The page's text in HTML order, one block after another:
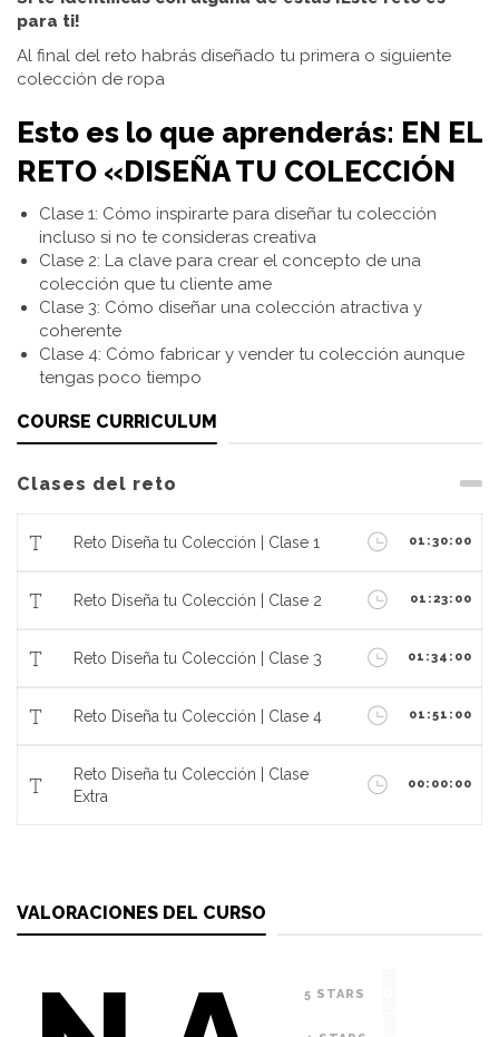
para ti!
Al final del reto habrás diseñado tu primera o siguiente
colección de ropa
Esto es lo que aprenderás: EN EL
RETO «DISEÑA TU COLECCIÓN
Clase 1: Cómo inspirarte para diseñar tu colección
incluso si no te consideras creativa
Clase 2: La clave para crear el concepto de una
colección que tu cliente ame
Clase 3: Cómo diseñar una colección atractiva y
coherente
Clase 4: Cómo fabricar y vender tu colección aunque
tengas poco tiempo
COURSE CURRICULUM
Clases del reto
Reto Diseña tu Colección | Clase 1 01:30:00
Reto Diseña tu Colección | Clase 2 01:23:00
Reto Diseña tu Colección | Clase 3 01:34:00
Reto Diseña tu Colección | Clase 4 01:51:00
Reto Diseña tu Colección | Clase
Extra
00:00:00
VALORACIONES DEL CURSO
5 STARS